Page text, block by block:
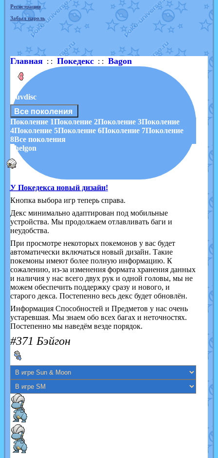
шадоу спиритомб
отilovearceus
в фанарте.
траббишотilovearceusв фанарте.
Raging BoltотGraceDaFox
Shadow mismagiusотJOK_julia
в фанарте.
художникот vicavicaв фанарте.
Регистрация
Забыл пароль
Главная: : Покедекс: : Bagon
Luvdisc
Все поколения
Поколение 1Поколение 2Поколение 3Поколение
4Поколение 5Поколение 6Поколение 7Поколение
8Все поколения
Shelgon
У Покедекса новый дизайн!
Кнопка выбора игр теперь справа.
Декс минимально адаптирован под мобильные
устройства. Мы продолжаем отлавливать баги и
неудобства.
При просмотре некоторых покемонов у вас будет
автоматически включаться новый дизайн. Такие
покемоны имеют более полную информацию. К
сожалению, из-за изменения формата хранения данных
и наличия у нас всего двух рук и одной головы, мы не
можем обеспечить поддержку сразу и нового, и
старого декса. Постепенно весь декс будет обновлён.
Информация Способностей и Предметов у нас очень
устаревшая. Мы знаем обо всех багах и неточностях.
Постепенно мы наведём везде порядок.
#371 Бэйгон